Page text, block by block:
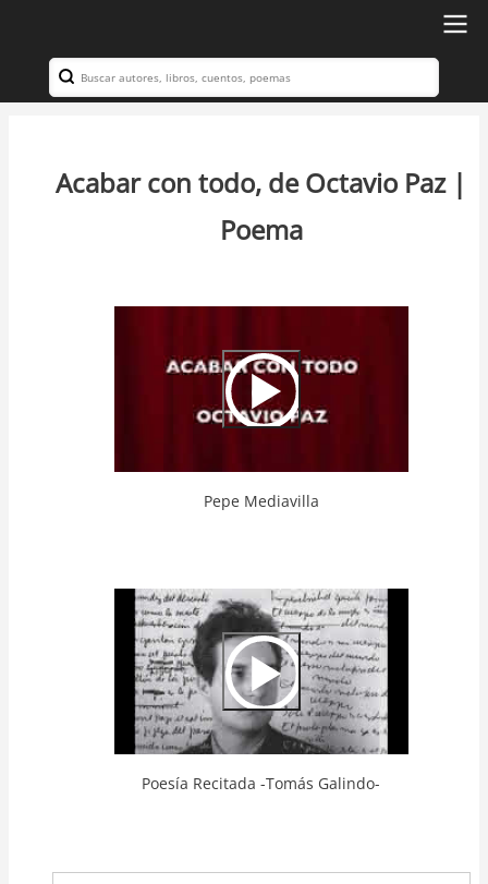
contenido
principal
Navegación
Search
Acabar con todo, de Octavio Paz |
Poema
Url
Pepe Mediavilla
Video
Url
Poesía Recitada -Tomás Galindo-